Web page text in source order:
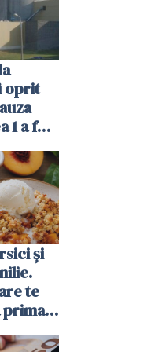
oprit
a fost
și
te
prima